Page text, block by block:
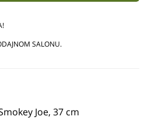
SALONU.
Joe, 37 cm